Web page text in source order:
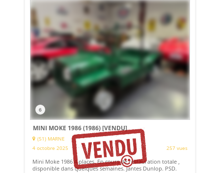
6
MINI MOKE 1986 (1986)[VENDU]
(51) MARNE
4 octobre 2025
257 vues
Mini Moke 1986 4 places. En cours de restauration totale ,
disponible dans quelques semaines. Jantes Dunlop. PSD.